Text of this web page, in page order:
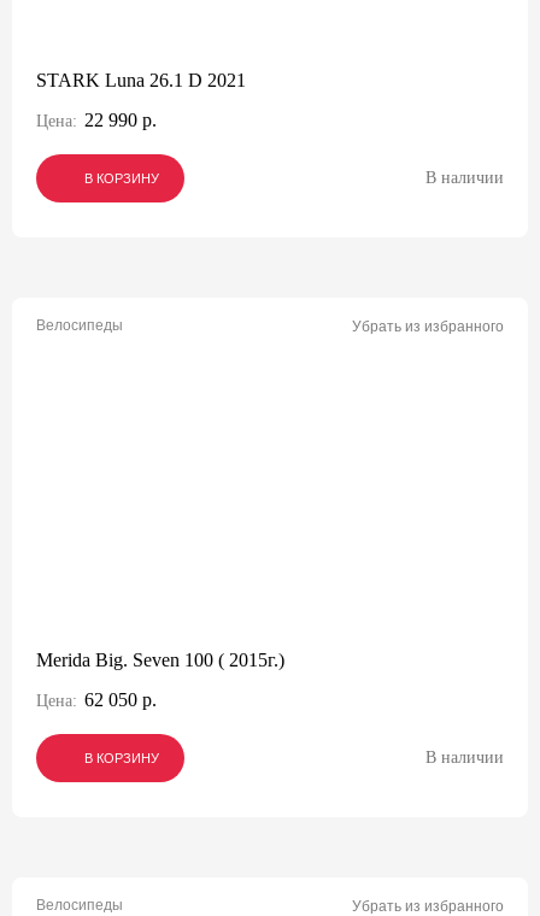
STARK Luna 26.1 D 2021
Цена: 22 990 р.
В КОРЗИНУ
В КОРЗИНУ
В КОРЗИНУ В наличии
Велосипеды Убрать из избранного
Merida Big. Seven 100 ( 2015г.)
Цена: 62 050 р.
В КОРЗИНУ
В КОРЗИНУ
В КОРЗИНУ В наличии
Велосипеды Убрать из избранного